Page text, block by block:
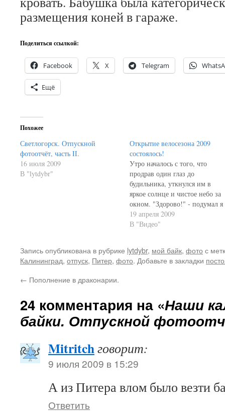
размещения коней в гараже.
Поделиться ссылкой:
Facebook X Telegram
Ещё
Похожее
Светлогорск. Отпускной
фотоотчёт, часть II.
16 июля 2009
В "lytdybr"
Открытие велосезона 2009
состоялось!
Утро началось с того, что
продрав один глаз до
будильника, уткнулся им в
яркое солнце и чистое небо за
окном. "Здорово!" - подумал я
и уснул обратно. Поднявшись,
затем и проснувшись,
сколько времени???
Аааааааааа!!! Я проспал!!! -
19 апреля 2009
В "Видео"
Запись опубликована в рубрике lytdybr, мой байк, фото с
Калининград, отпуск, Питер, фото. Добавьте в закладки
← Пополнение в драконарии.
24 комментария на «Наши
байки. Отпускной
Mitritchговорит:
9 июля 2009 в 15:29
А из Питера влом было везти
Ответить